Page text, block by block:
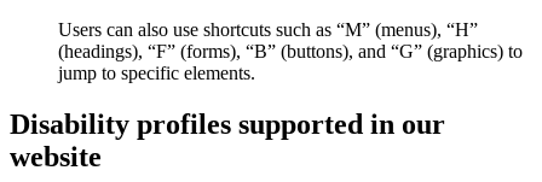
Users can also use shortcuts such as “M” (menus), “H”
(headings), “F” (forms), “B” (buttons), and “G” (graphics) to
jump to specific elements.
Disability profiles supported in our
website